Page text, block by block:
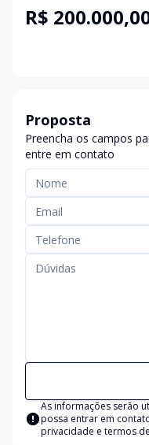
R$
Proposta
Preencha os campos
entre em contato
As informações serão
possa entrar em
privacidade e termos